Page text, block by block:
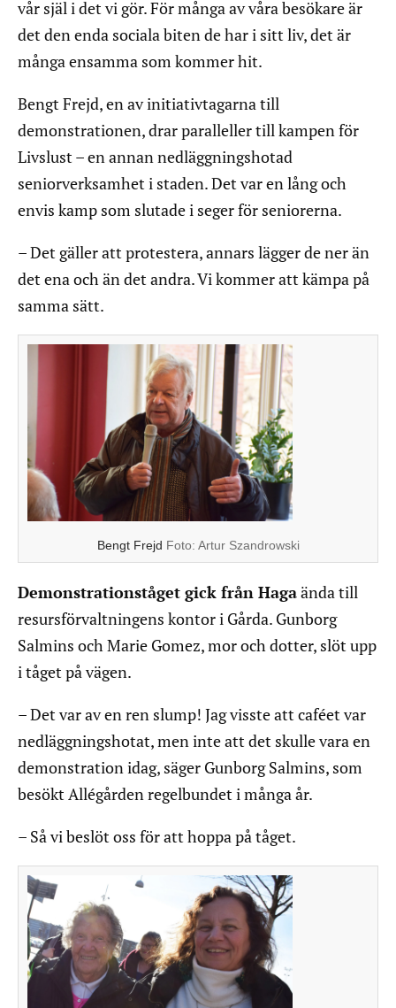
vår själ i det vi gör. För många av våra besökare är
det den enda sociala biten de har i sitt liv, det är
många ensamma som kommer hit.
Bengt Frejd, en av initiativtagarna till
demonstrationen, drar paralleller till kampen för
Livslust – en annan nedläggningshotad
seniorverksamhet i staden. Det var en lång och
envis kamp som slutade i seger för seniorerna.
– Det gäller att protestera, annars lägger de ner än
det ena och än det andra. Vi kommer att kämpa på
samma sätt.
Bengt Frejd Foto: Artur Szandrowski
Demonstrationståget gick från Hagaända till
resursförvaltningens kontor i Gårda. Gunborg
Salmins och Marie Gomez, mor och dotter, slöt upp
i tåget på vägen.
– Det var av en ren slump! Jag visste att caféet var
nedläggningshotat, men inte att det skulle vara en
demonstration idag, säger Gunborg Salmins, som
besökt Allégården regelbundet i många år.
– Så vi beslöt oss för att hoppa på tåget.